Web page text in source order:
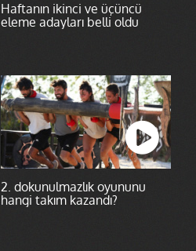
Haftanın ikinci ve üçüncü
eleme adayları belli oldu
2. dokunulmazlık oyununu
hangi takım kazandı?